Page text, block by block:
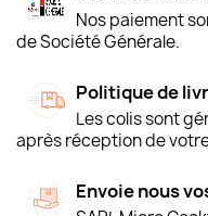
Nos paiement
de Société Générale.
Politique de
Les colis sont
après réception de
Envoie nous